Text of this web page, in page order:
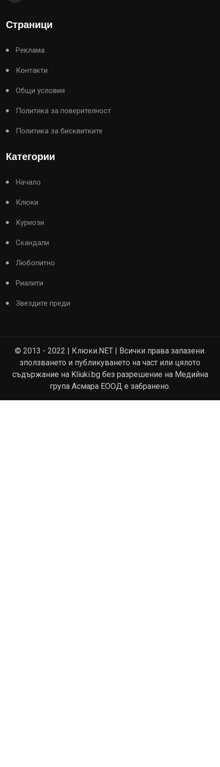
Страници
Реклама
Контакти
Общи условия
Политика за поверителност
Политика за бисквитките
Категории
Начало
Клюки
Куриози
Скандали
Любопитно
Риалити
Звездите преди
© 2013 - 2022 | Клюки.NET | Всички права запазени.
зползването и публикуването на част или цялото
съдържание на Kliuki.bg без разрешение на Медийна
група Асмара ЕООД е забранено.